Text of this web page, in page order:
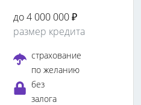
до 4 000 000 ₽
размер кредита
страхование
по желанию
без
залога